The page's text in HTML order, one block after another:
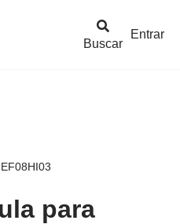
Buscar
Entrar
EF08HI03
para